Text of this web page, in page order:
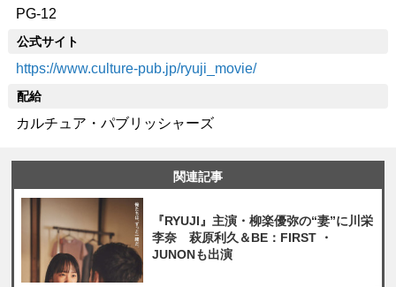
PG-12
公式サイト
https://www.culture-pub.jp/ryuji_movie/
配給
カルチュア・パブリッシャーズ
関連記事
『RYUJI』主演・柳楽優弥の“妻”に川栄
李奈 萩原利久＆BE：FIRST ・
JUNONも出演